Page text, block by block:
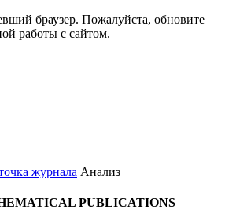
браузер. Пожалуйста, обновите
работы с сайтом.
журнала Анализ
PUBLICATIONS